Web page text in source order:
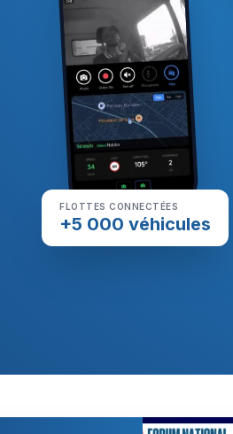
FLOTTES CONNECTÉES
+5 000 véhicules